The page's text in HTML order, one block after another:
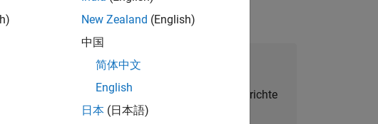
Talent Network beitreten
Erhalten Sie personalisierte Stellenangebote, Berichte
und Unternehmensneuigkeiten.
New Zealand (English)
中国
简体中文
English
日本 (日本語)